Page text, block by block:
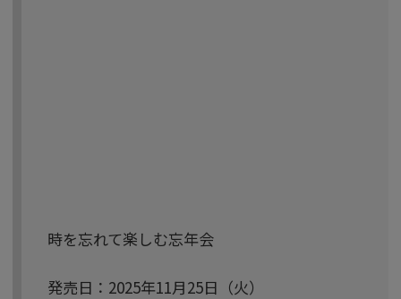
時を忘れて楽しむ忘年会
発売日：2025年11月25日（火）